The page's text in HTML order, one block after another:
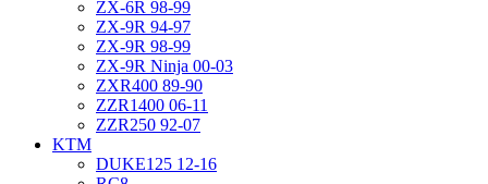
ZX-6R 98-99
ZX-9R 94-97
ZX-9R 98-99
ZX-9R Ninja 00-03
ZXR400 89-90
ZZR1400 06-11
ZZR250 92-07
KTM
DUKE125 12-16